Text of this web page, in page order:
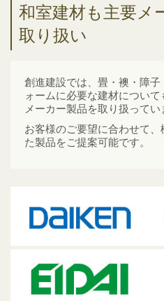
和室建材も主要メ
取り扱い
創進建設では、畳・襖・障
ォームに必要な建材につい
メーカー製品を取り扱ってい
お客様のご要望に合わせて
た製品をご提案可能です。